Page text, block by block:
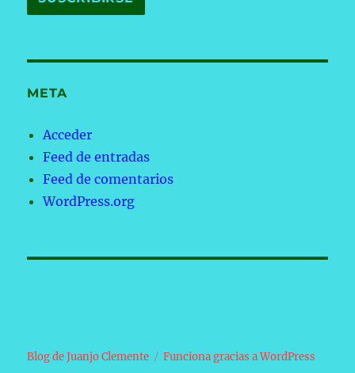
META
Acceder
Feed de entradas
Feed de comentarios
WordPress.org
Blog de Juanjo Clemente Funciona gracias a WordPress